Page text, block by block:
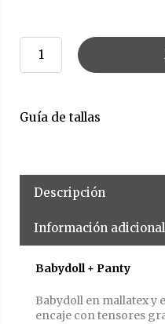
Guía de tallas
Descripción
Información adicional
Babydoll + Panty
Babydoll en mallatex y
encaje con tensores